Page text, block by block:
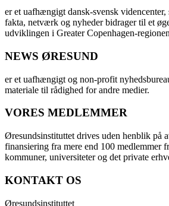
er et uafhængigt dansk-svensk videncenter,
fakta, netværk og nyheder bidrager til et
udviklingen i Greater Copenhagen-
NEWS ØRESUND
er et uafhængigt og non-profit
materiale til rådighed for andre medier.
VORES MEDLEMMER
Øresundsinstituttet drives uden henblik på
finansiering fra mere end 100 medlemmer
kommuner, universiteter og det private
KONTAKT OS
Øresundsinstituttet